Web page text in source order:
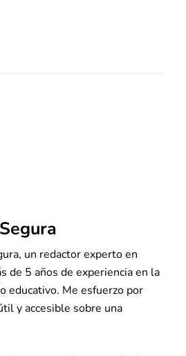
un redactor experto en
de 5 años de experiencia en la
educativo. Me esfuerzo por
y accesible sobre una